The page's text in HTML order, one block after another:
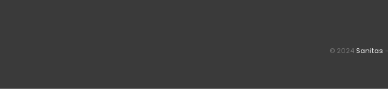
© 2024 Sanitas -